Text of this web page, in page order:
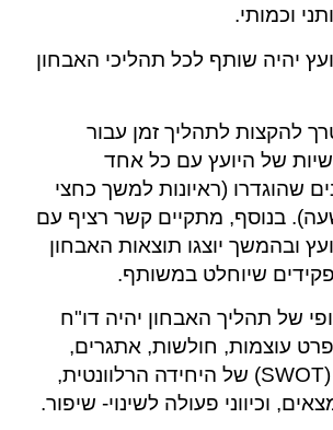
וכמותי.
יהיה שותף לכל תהליכי האבחון
להקצות לתהליך זמן עבור
של היועץ עם כל אחד
שהוגדרו (ראיונות למשך כחצי
בנוסף, מתקיים קשר רציף עם
ובהמשך יוצגו תוצאות האבחון
שיוחלט במשותף.
של תהליך האבחון יהיה דו"ח
עוצמות, חולשות, אתגרים,
הזדמנויות (SWOT) של היחידה הרלוונטית,
וכיווני פעולה לשינוי- שיפור.